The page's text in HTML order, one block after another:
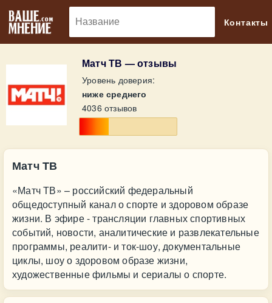
Контакты
Матч ТВ — отзывы
Уровень доверия:
ниже среднего
4036 отзывов
Матч ТВ
«Матч ТВ» – российский федеральный
общедоступный канал о спорте и здоровом образе
жизни. В эфире - трансляции главных спортивных
событий, новости, аналитические и развлекательные
программы, реалити- и ток-шоу, документальные
циклы, шоу о здоровом образе жизни,
художественные фильмы и сериалы о спорте.